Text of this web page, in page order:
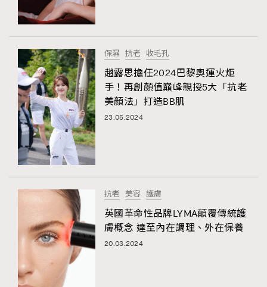
保濕 抗老 收毛孔
趙露思擔任2024巴黎奧運火炬
手！再創顏值巔峰親授5大「抗老
美顏法」打造BB肌
23.05.2024
抗老 美容 護膚
英國革命性品牌LYMA顛覆傳統護
膚概念 達至內在調理、外在保養
20.03.2024